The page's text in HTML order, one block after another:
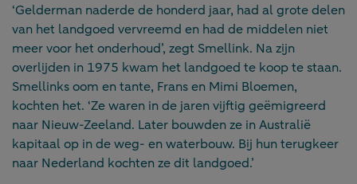
‘Gelderman naderde de honderd jaar, had al grote delen
van het landgoed vervreemd en had de middelen niet
meer voor het onderhoud’, zegt Smellink. Na zijn
overlijden in 1975 kwam het landgoed te koop te staan.
Smellinks oom en tante, Frans en Mimi Bloemen,
kochten het. ‘Ze waren in de jaren vijftig geëmigreerd
naar Nieuw-Zeeland. Later bouwden ze in Australië
kapitaal op in de weg- en waterbouw. Bij hun terugkeer
naar Nederland kochten ze dit landgoed.’